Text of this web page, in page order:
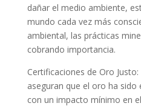
dañar el medio ambiente,
mundo cada vez más
ambiental, las prácticas
cobrando importancia.
Certificaciones de Oro
aseguran que el oro ha
con un impacto mínimo en